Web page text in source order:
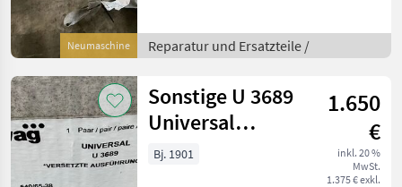
Neumaschine Reparatur und Ersatzteile /
Sonstige U 3689
Universal
540/65-38
1.650
€
inkl. 20 %
MwSt.
1.375 € exkl.
Bj. 1901